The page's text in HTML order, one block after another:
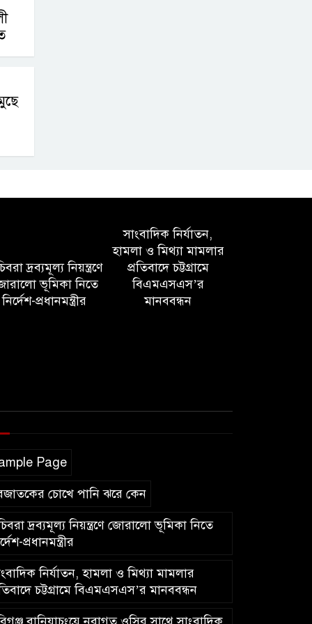
দ্রব্যমূল্য নিয়ন্ত্রণে
ভূমিকা নিতে
নির্দেশ-প্রধানমন্ত্রীর
সাংবাদিক নির্যাতন,
হামলা ও মিথ্যা মামলার
প্রতিবাদে চট্টগ্রামে
বিএমএসএস’র
মানববন্ধন
Page
চোখে পানি ঝরে কেন
দ্রব্যমূল্য নিয়ন্ত্রণে জোরালো ভূমিকা নিতে
প্রধানমন্ত্রীর
নির্যাতন, হামলা ও মিথ্যা মামলার
চট্টগ্রামে বিএমএসএস’র মানববন্ধন